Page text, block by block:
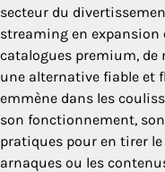
secteur du
streaming en expansion
catalogues premium,
une alternative fiable et
emmène dans les
son fonctionnement,
pratiques pour en tirer
arnaques ou les